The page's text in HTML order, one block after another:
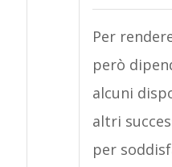
Per
però
alcuni
altri
per